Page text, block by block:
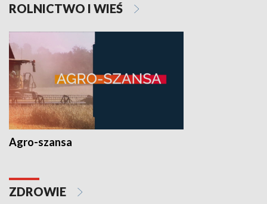
ROLNICTWO I WIEŚ
Agro-szansa
ZDROWIE